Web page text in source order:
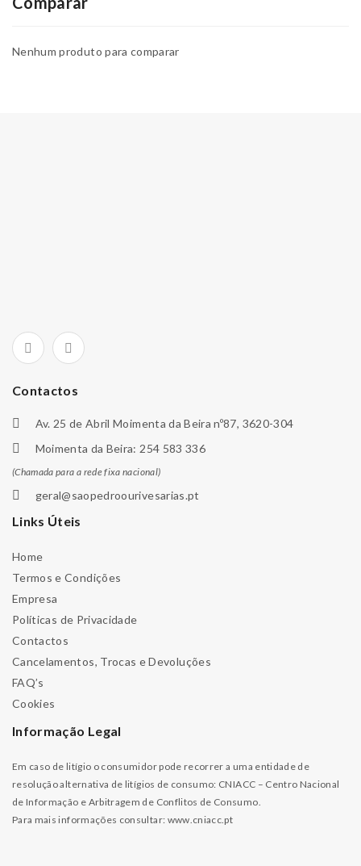
Nenhum produto para comparar
Contactos
Av. 25 de Abril Moimenta da Beira nº87, 3620-304
Moimenta da Beira: 254 583 336
(Chamada para a rede fixa nacional)
geral@saopedroourivesarias.pt
Links Úteis
Home
Termos e Condições
Empresa
Políticas de Privacidade
Contactos
Cancelamentos, Trocas e Devoluções
FAQ’s
Cookies
Informação Legal
Em caso de litígio o consumidor pode recorrer a uma entidade de
resolução alternativa de litígios de consumo: CNIACC – Centro Nacional
de Informação e Arbitragem de Conflitos de Consumo.
Para mais informações consultar: www.cniacc.pt